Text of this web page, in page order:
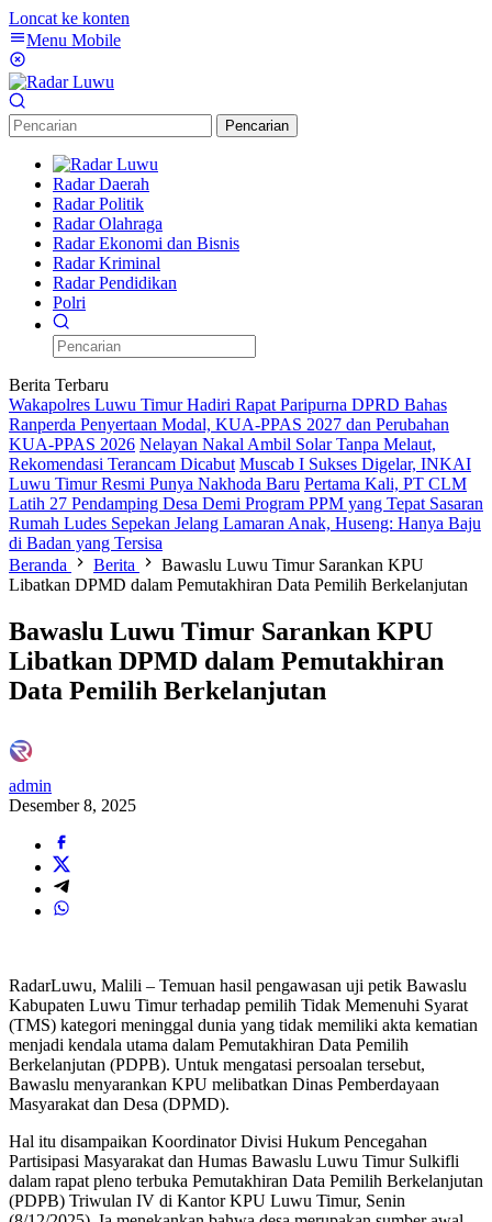
Loncat ke konten
Menu Mobile
Pencarian
Radar Daerah
Radar Politik
Radar Olahraga
Radar Ekonomi dan Bisnis
Radar Kriminal
Radar Pendidikan
Polri
Berita Terbaru
Wakapolres Luwu Timur Hadiri Rapat Paripurna DPRD Bahas
Ranperda Penyertaan Modal, KUA-PPAS 2027 dan Perubahan
KUA-PPAS 2026 Nelayan Nakal Ambil Solar Tanpa Melaut,
Rekomendasi Terancam Dicabut Muscab I Sukses Digelar, INKAI
Luwu Timur Resmi Punya Nakhoda Baru Pertama Kali, PT CLM
Latih 27 Pendamping Desa Demi Program PPM yang Tepat Sasaran
Rumah Ludes Sepekan Jelang Lamaran Anak, Huseng: Hanya Baju
di Badan yang Tersisa
Beranda
Berita
Bawaslu Luwu Timur Sarankan KPU
Libatkan DPMD dalam Pemutakhiran Data Pemilih Berkelanjutan
Bawaslu Luwu Timur Sarankan KPU
Libatkan DPMD dalam Pemutakhiran
Data Pemilih Berkelanjutan
admin
Desember 8, 2025
RadarLuwu, Malili – Temuan hasil pengawasan uji petik Bawaslu
Kabupaten Luwu Timur terhadap pemilih Tidak Memenuhi Syarat
(TMS) kategori meninggal dunia yang tidak memiliki akta kematian
menjadi kendala utama dalam Pemutakhiran Data Pemilih
Berkelanjutan (PDPB). Untuk mengatasi persoalan tersebut,
Bawaslu menyarankan KPU melibatkan Dinas Pemberdayaan
Masyarakat dan Desa (DPMD).
Hal itu disampaikan Koordinator Divisi Hukum Pencegahan
Partisipasi Masyarakat dan Humas Bawaslu Luwu Timur Sulkifli
dalam rapat pleno terbuka Pemutakhiran Data Pemilih Berkelanjutan
(PDPB) Triwulan IV di Kantor KPU Luwu Timur, Senin